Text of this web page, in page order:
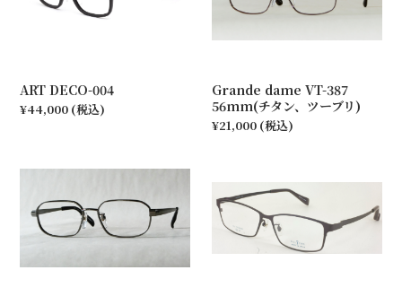
ART DECO-004
¥44,000 (税込)
Grande dame VT-387
56mm(チタン、ツーブリ)
¥21,000 (税込)